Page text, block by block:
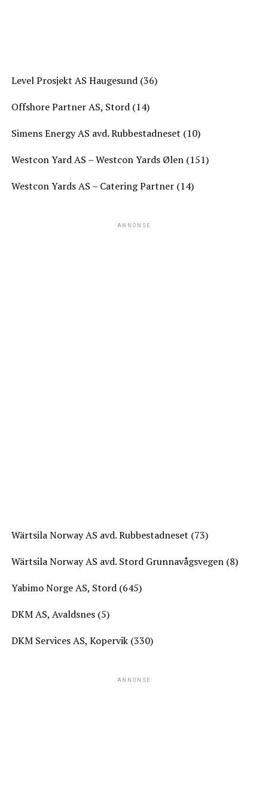
Level Prosjekt AS Haugesund (36)
Offshore Partner AS, Stord (14)
Simens Energy AS avd. Rubbestadneset (10)
Westcon Yard AS – Westcon Yards Ølen (151)
Westcon Yards AS – Catering Partner (14)
ANNONSE
Wärtsila Norway AS avd. Rubbestadneset (73)
Wärtsila Norway AS avd. Stord Grunnavågsvegen (8)
Yabimo Norge AS, Stord (645)
DKM AS, Avaldsnes (5)
DKM Services AS, Kopervik (330)
ANNONSE